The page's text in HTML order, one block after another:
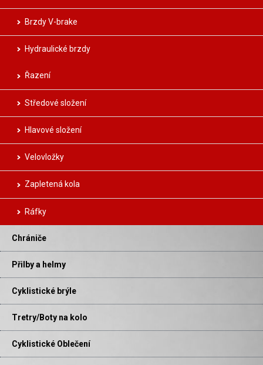
Brzdy V-brake
Hydraulické brzdy
Řazení
Středové složení
Hlavové složení
Velovložky
Zapletená kola
Ráfky
Chrániče
Přilby a helmy
Cyklistické brýle
Tretry/Boty na kolo
Cyklistické Oblečení